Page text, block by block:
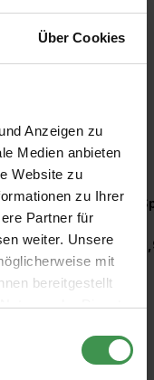
Über Cookies
Anzeigen zu
Medien anbieten
Website zu
zu Ihrer
Partner für
weiter. Unsere
mit
bereitgestellt
der Dienste